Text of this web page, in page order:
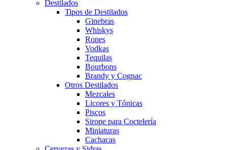
Destilados
Tipos de Destilados
Ginebras
Whiskys
Rones
Vodkas
Tequilas
Bourbons
Brandy y Cognac
Otros Destilados
Mezcales
Licores y Tónicas
Piscos
Sirope para Coctelería
Miniaturas
Cachacas